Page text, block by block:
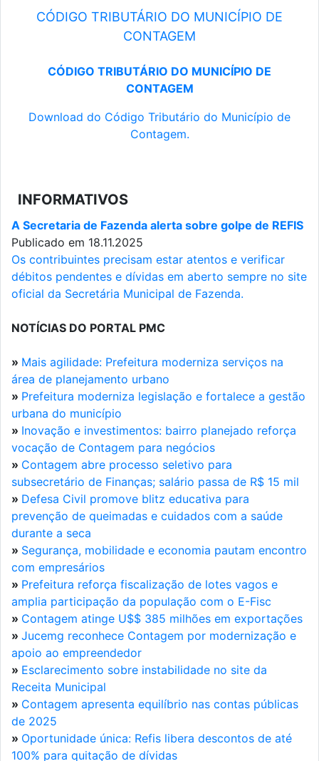
CÓDIGO TRIBUTÁRIO DO MUNICÍPIO DE
CONTAGEM
CÓDIGO TRIBUTÁRIO DO MUNICÍPIO DE
CONTAGEM
Download do Código Tributário do Município de
Contagem.
INFORMATIVOS
A Secretaria de Fazenda alerta sobre golpe de REFIS
Publicado em 18.11.2025
Os contribuintes precisam estar atentos e verificar
débitos pendentes e dívidas em aberto sempre no site
oficial da Secretária Municipal de Fazenda.
NOTÍCIAS DO PORTAL PMC
» Mais agilidade: Prefeitura moderniza serviços na
área de planejamento urbano
» Prefeitura moderniza legislação e fortalece a gestão
urbana do município
» Inovação e investimentos: bairro planejado reforça
vocação de Contagem para negócios
» Contagem abre processo seletivo para
subsecretário de Finanças; salário passa de R$ 15 mil
» Defesa Civil promove blitz educativa para
prevenção de queimadas e cuidados com a saúde
durante a seca
» Segurança, mobilidade e economia pautam encontro
com empresários
» Prefeitura reforça fiscalização de lotes vagos e
amplia participação da população com o E-Fisc
» Contagem atinge U$$ 385 milhões em exportações
» Jucemg reconhece Contagem por modernização e
apoio ao empreendedor
» Esclarecimento sobre instabilidade no site da
Receita Municipal
» Contagem apresenta equilíbrio nas contas públicas
de 2025
» Oportunidade única: Refis libera descontos de até
100% para quitação de dívidas